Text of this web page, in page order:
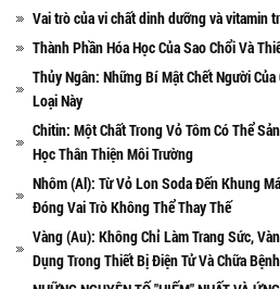
Vai trò của vi chất dinh dưỡng và vitamin
Thành Phần Hóa Học Của Sao Chổi Và
Thủy Ngân: Những Bí Mật Chết Người
Loại Này
Chitin: Một Chất Trong Vỏ Tôm Có Thể
Học Thân Thiện Môi Trường
Nhôm (Al): Từ Vỏ Lon Soda Đến Khung
Đóng Vai Trò Không Thể Thay Thế
Vàng (Au): Không Chỉ Làm Trang Sức,
Dụng Trong Thiết Bị Điện Tử Và Chữa Bệnh